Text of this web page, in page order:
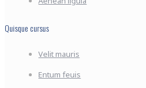
Quisque cursus
Velit mauris
Entum feuis